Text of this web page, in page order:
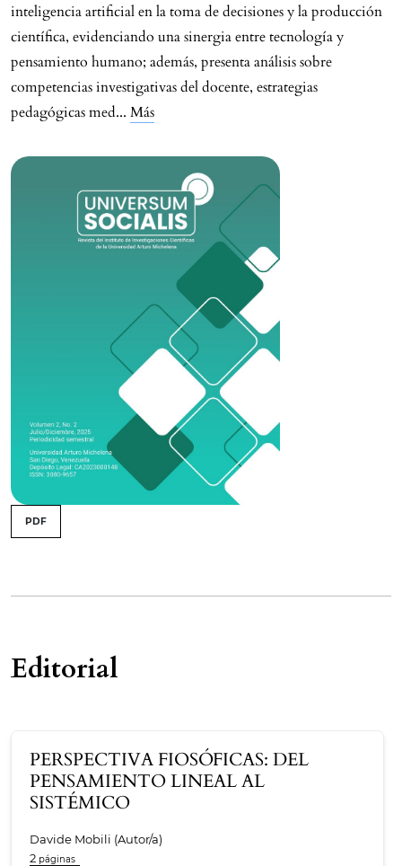
inteligencia artificial en la toma de decisiones y la producción
científica, evidenciando una sinergia entre tecnología y
pensamiento humano; además, presenta análisis sobre
competencias investigativas del docente, estrategias
pedagógicas med... Más
issue.tableOfContents6a75a6cd18ea0
PDF
Editorial
PERSPECTIVA FIOSÓFICAS: DEL
PENSAMIENTO LINEAL AL
SISTÉMICO
Davide Mobili (Autor/a)
2